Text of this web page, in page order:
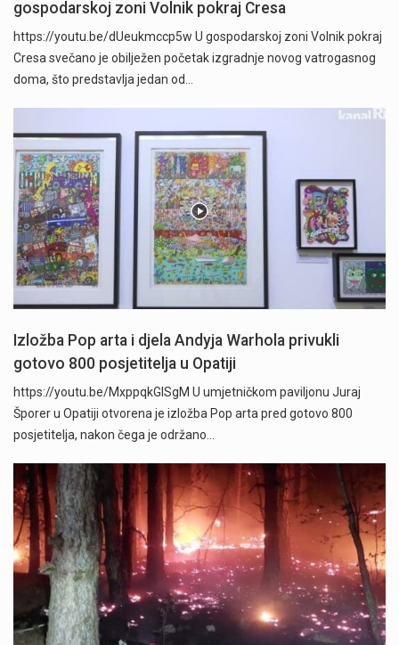
gospodarskoj zoni Volnik pokraj Cresa
https://youtu.be/dUeukmccp5w U gospodarskoj zoni Volnik pokraj
Cresa svečano je obilježen početak izgradnje novog vatrogasnog
doma, što predstavlja jedan od…
Izložba Pop arta i djela Andyja Warhola privukli
gotovo 800 posjetitelja u Opatiji
https://youtu.be/MxppqkGISgM U umjetničkom paviljonu Juraj
Šporer u Opatiji otvorena je izložba Pop arta pred gotovo 800
posjetitelja, nakon čega je održano…